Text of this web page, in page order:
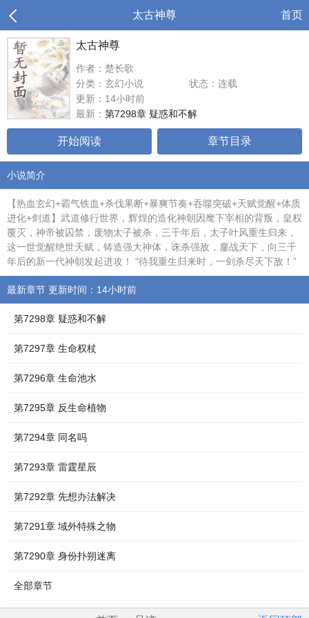
太古神尊 首页
太古神尊
作者：楚长歌
分类：玄幻小说
状态：连载
更新：14小时前
最新： 第7298章 疑惑和不解
开始阅读 章节目录
小说简介
【热血玄幻+霸气铁血+杀伐果断+暴爽节奏+吞噬突破+天赋觉醒+体质
进化+剑道】武道修行世界，辉煌的造化神朝因麾下宰相的背叛，皇权
覆灭，神帝被囚禁，废物太子被杀，三千年后，太子叶风重生归来，
这一世觉醒绝世天赋，铸造强大神体，诛杀强敌，鏖战天下，向三千
年后的新一代神朝发起进攻！ “待我重生归来时，一剑杀尽天下敌！”
最新章节 更新时间：14小时前
第7298章 疑惑和不解
第7297章 生命权杖
第7296章 生命池水
第7295章 反生命植物
第7294章 同名吗
第7293章 雷霆星辰
第7292章 先想办法解决
第7291章 域外特殊之物
第7290章 身份扑朔迷离
全部章节